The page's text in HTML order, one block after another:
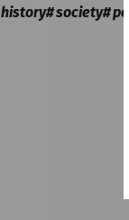
history society